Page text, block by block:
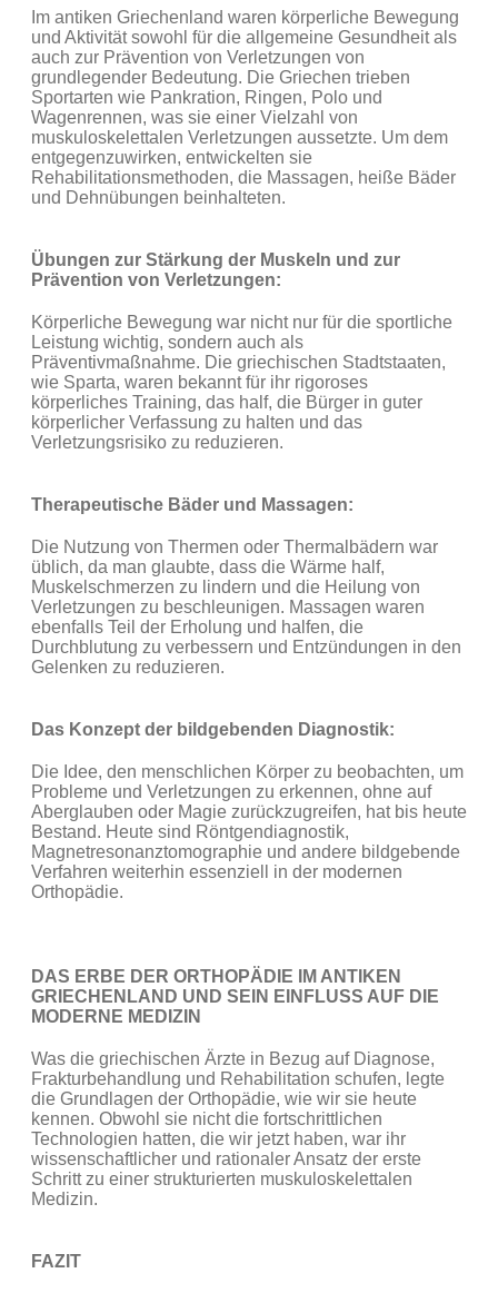
Im antiken Griechenland waren körperliche Bewegung
und Aktivität sowohl für die allgemeine Gesundheit als
auch zur Prävention von Verletzungen von
grundlegender Bedeutung. Die Griechen trieben
Sportarten wie Pankration, Ringen, Polo und
Wagenrennen, was sie einer Vielzahl von
muskuloskelettalen Verletzungen aussetzte. Um dem
entgegenzuwirken, entwickelten sie
Rehabilitationsmethoden, die Massagen, heiße Bäder
und Dehnübungen beinhalteten.
Übungen zur Stärkung der Muskeln und zur
Prävention von Verletzungen:
Körperliche Bewegung war nicht nur für die sportliche
Leistung wichtig, sondern auch als
Präventivmaßnahme. Die griechischen Stadtstaaten,
wie Sparta, waren bekannt für ihr rigoroses
körperliches Training, das half, die Bürger in guter
körperlicher Verfassung zu halten und das
Verletzungsrisiko zu reduzieren.
Therapeutische Bäder und Massagen:
Die Nutzung von Thermen oder Thermalbädern war
üblich, da man glaubte, dass die Wärme half,
Muskelschmerzen zu lindern und die Heilung von
Verletzungen zu beschleunigen. Massagen waren
ebenfalls Teil der Erholung und halfen, die
Durchblutung zu verbessern und Entzündungen in den
Gelenken zu reduzieren.
Das Konzept der bildgebenden Diagnostik:
Die Idee, den menschlichen Körper zu beobachten, um
Probleme und Verletzungen zu erkennen, ohne auf
Aberglauben oder Magie zurückzugreifen, hat bis heute
Bestand. Heute sind Röntgendiagnostik,
Magnetresonanztomographie und andere bildgebende
Verfahren weiterhin essenziell in der modernen
Orthopädie.
DAS ERBE DER ORTHOPÄDIE IM ANTIKEN
GRIECHENLAND UND SEIN EINFLUSS AUF DIE
MODERNE MEDIZIN
Was die griechischen Ärzte in Bezug auf Diagnose,
Frakturbehandlung und Rehabilitation schufen, legte
die Grundlagen der Orthopädie, wie wir sie heute
kennen. Obwohl sie nicht die fortschrittlichen
Technologien hatten, die wir jetzt haben, war ihr
wissenschaftlicher und rationaler Ansatz der erste
Schritt zu einer strukturierten muskuloskelettalen
Medizin.
FAZIT